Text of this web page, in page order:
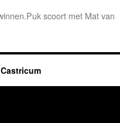
scoort met Mat van